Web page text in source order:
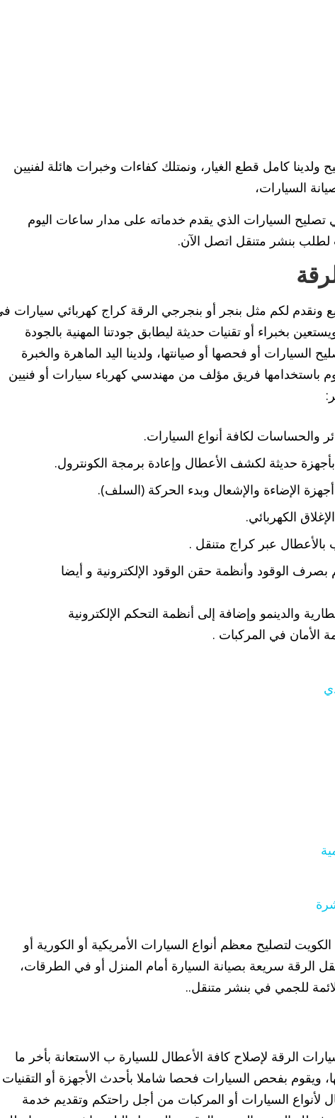
كامل قطع الغيار، ونمتلك كفاءات وخبرات هائلة لفنيين
السيارات،
تصليح السيارات الذي يقدم خدماته على مدار ساعات اليوم
لطلب بنشر متنقل اتصل الآن.
لكم مثل بنجر أو بنجرجي الرقة كراج كهربائي سيارات
بخبراء أو تقنيات حديثة ليطابق جودتنا المهنية بالجودة
السيارات أو فحصها أو صيانتها، ولدينا اليد الماهرة والخبرة
باستخدامها فريق مؤلف من مهندسي كهرباء سيارات أو فنيين
والحساسات لكافة أنواع السيارات.
حديثة لكشف الأعطال وإعادة برمجة الكونترول.
الإضاءة والإشعال وبدء الحركة (السلف).
الكهربائي.
بالأعطال عبر كراج متنقل .
الوقود وأنظمة حقن الوقود الإلكترونية و أيضا
والدينمو وإضافة إلى أنظمة التحكم الإلكترونية
الأمان في المركبات .
لتصليح معظم أنواع السيارات الأمريكية أو الكورية أو
الرقة سريعة بصيانة السيارة أمام المنزل أو في الطرقات،
للجمي في بنشر متنقل..
الرقة لإصلاح كافة الأعطال للسيارة ب الاستعانة بأخر ما
ويقوم بفحص السيارات فحصا شاملا بأحدث الأجهزة أو
لأنواع السيارات أو المركبات من أجل راحتكم وتقديم خدمة